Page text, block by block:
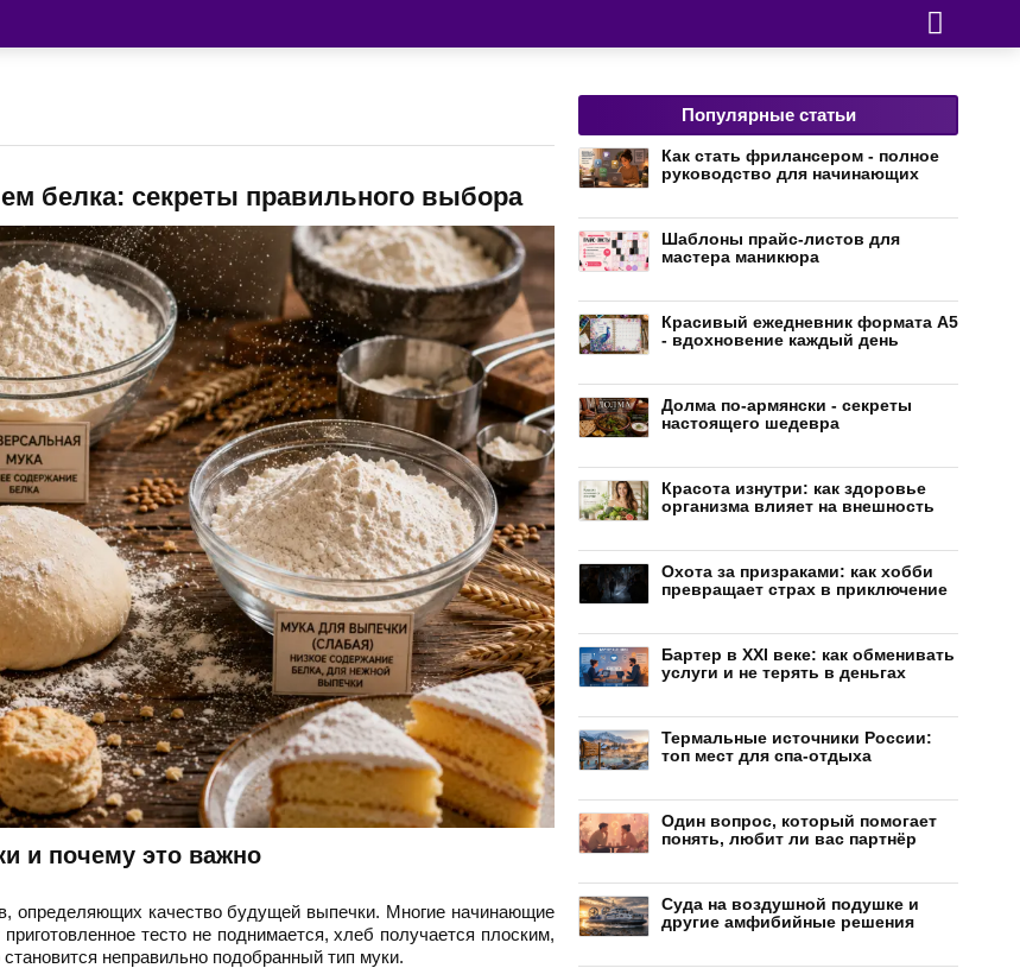
белка: секреты правильного выбора
и почему это важно
определяющих качество будущей выпечки. Многие начинающие
тесто не поднимается, хлеб получается плоским,
неправильно подобранный тип муки.
Популярные статьи
Как стать фрилансером - полное
руководство для начинающих
Шаблоны прайс-листов для
мастера маникюра
Красивый ежедневник формата А5
- вдохновение каждый день
Долма по-армянски - секреты
настоящего шедевра
Красота изнутри: как здоровье
организма влияет на внешность
Охота за призраками: как хобби
превращает страх в приключение
Бартер в XXI веке: как обменивать
услуги и не терять в деньгах
Термальные источники России:
топ мест для спа-отдыха
Один вопрос, который помогает
понять, любит ли вас партнёр
Суда на воздушной подушке и
другие амфибийные решения